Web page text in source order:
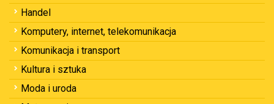
Handel
Komputery, internet, telekomunikacja
Komunikacja i transport
Kultura i sztuka
Moda i uroda